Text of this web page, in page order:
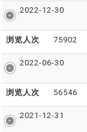
2022-12-30
浏览人次 75902
2022-06-30
浏览人次 56546
2021-12-31